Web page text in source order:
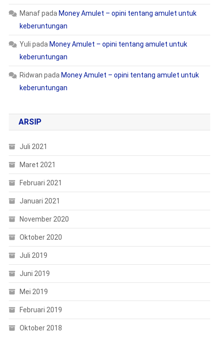
Manafpada Money Amulet – opini tentang amulet untuk
keberuntungan
Yuli pada Money Amulet – opini tentang amulet untuk
keberuntungan
Ridwan pada Money Amulet – opini tentang amulet untuk
keberuntungan
ARSIP
Juli 2021
Maret 2021
Februari 2021
Januari 2021
November 2020
Oktober 2020
Juli 2019
Juni 2019
Mei 2019
Februari 2019
Oktober 2018